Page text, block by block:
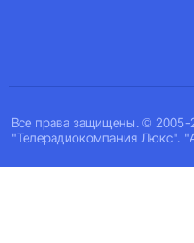
Все права защищены. ©
"Телерадиокомпания Люкс".